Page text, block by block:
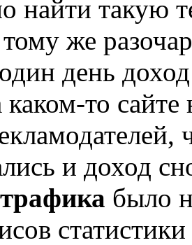
найти такую
же
день
то сайте
и доход
было